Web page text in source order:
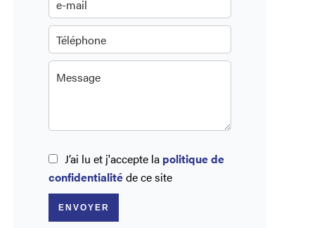
J’ai lu et j'accepte la politique de
confidentialitéde ce site
ENVOYER